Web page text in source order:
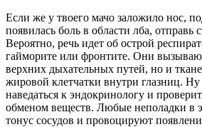
Если же у твоего мачо заложило нос,
появилась боль в области лба, отправь
Вероятно, речь идет об острой
гайморите или фронтите. Они
верхних дыхательных путей, но и
жировой клетчатки внутри глазниц.
наведаться к эндокринологу и
обменом веществ. Любые неполадки в
тонус сосудов и провоцируют